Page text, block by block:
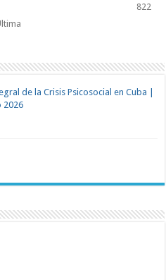
822
de la Crisis Psicosocial en Cuba |
2026